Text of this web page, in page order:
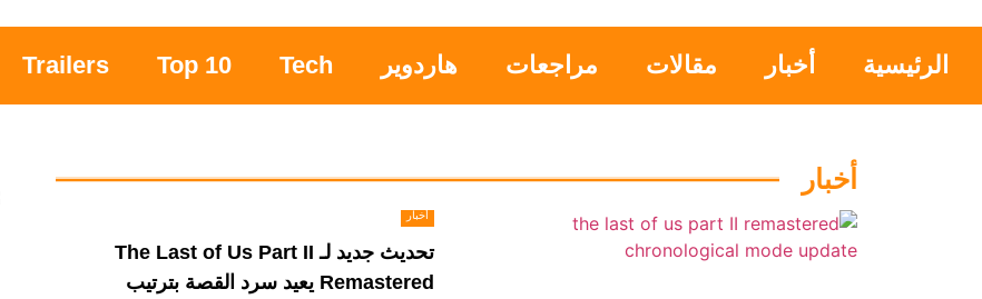
الرئيسية أخبار مقالات مراجعات هاردوير Tech
Top 10
Trailers
أخبار
أخبار
تحديث جديد لـ The Last of Us Part II
Remastered يعيد سرد القصة بترتيب